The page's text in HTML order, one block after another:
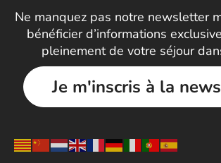
Ne manquez pas notre newsletter
bénéficier d’informations
pleinement de votre séjour
Je m'inscris à la